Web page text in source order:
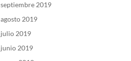
septiembre 2019
agosto 2019
julio 2019
junio 2019